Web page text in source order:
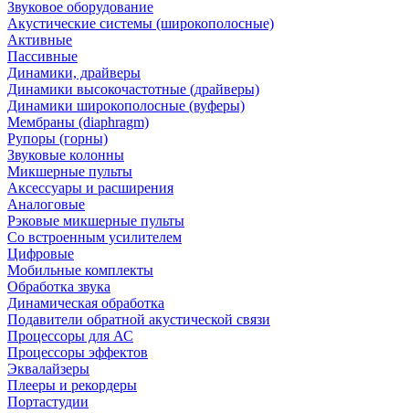
Звуковое оборудование
Акустические системы (широкополосные)
Активные
Пассивные
Динамики, драйверы
Динамики высокочастотные (драйверы)
Динамики широкополосные (вуферы)
Мембраны (diaphragm)
Рупоры (горны)
Звуковые колонны
Микшерные пульты
Аксессуары и расширения
Аналоговые
Рэковые микшерные пульты
Со встроенным усилителем
Цифровые
Мобильные комплекты
Обработка звука
Динамическая обработка
Подавители обратной акустической связи
Процессоры для АС
Процессоры эффектов
Эквалайзеры
Плееры и рекордеры
Портастудии